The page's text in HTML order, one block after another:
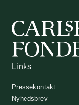
Links
Pressekontakt
Nyhedsbrev